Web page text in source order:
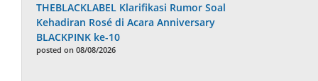
THEBLACKLABEL Klarifikasi Rumor Soal
Kehadiran Rosé di Acara Anniversary
BLACKPINK ke-10
posted on 08/08/2026